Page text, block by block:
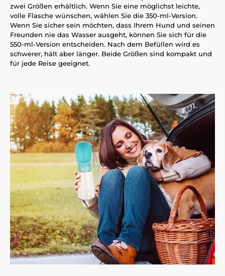
zwei Größen erhältlich. Wenn Sie eine möglichst leichte,
volle Flasche wünschen, wählen Sie die 350-ml-Version.
Wenn Sie sicher sein möchten, dass Ihrem Hund und seinen
Freunden nie das Wasser ausgeht, können Sie sich für die
550-ml-Version entscheiden. Nach dem Befüllen wird es
schwerer, hält aber länger. Beide Größen sind kompakt und
für jede Reise geeignet.